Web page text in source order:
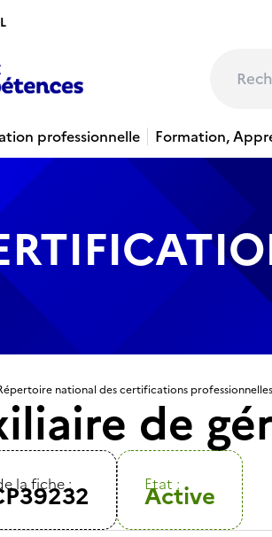
professionnelle Formation,
national des certifications professionnelles
de
la fiche : Etat :
Active